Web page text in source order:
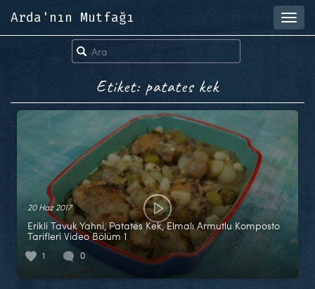
Arda'nın Mutfağı
Etiket: patates kek
20 Haz 2017
Erikli Tavuk Yahni, Patates Kek, Elmalı Armutlu Komposto
Tarifleri Video Bölüm 1
1 0